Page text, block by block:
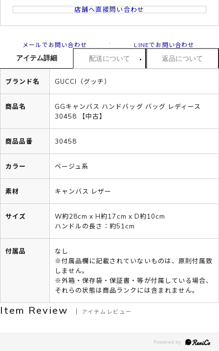
店舗へ直接問い合わせ
メールでお問い合わせ LINEでお問い合わせ
アイテム詳細 配送について 返品について
ブランド名 GUCCI（グッチ）
商品名
GGキャンバス ハンドバッグ バッグ レディース
30458 【中古】
商品品番 30458
カラー ベージュ系
素材 キャンバス レザー
サイズ
W約28cm x H約17cm x D約10cm
ハンドルの長さ：約51cm
付属品
なし
※付属品欄に記載されていないものは、原則付属致
しません。
※外箱・保存袋・保証書・等が付属している場合、
それらの状態は商品ランクには含まれません。
Item Review アイテムレビュー